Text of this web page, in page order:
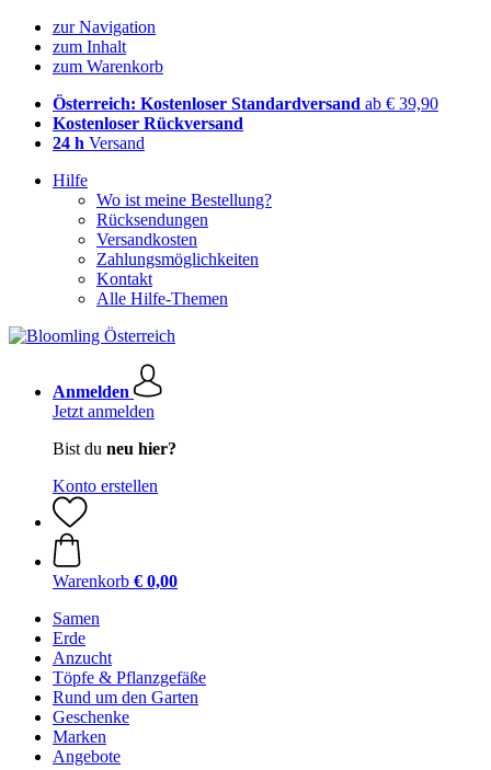
zur Navigation
zum Inhalt
zum Warenkorb
Österreich: Kostenloser Standardversand ab € 39,90
Kostenloser Rückversand
24 h Versand
Hilfe
Wo ist meine Bestellung?
Rücksendungen
Versandkosten
Zahlungsmöglichkeiten
Kontakt
Alle Hilfe-Themen
Anmelden
Jetzt anmelden
Bist du neu hier?
Konto erstellen
Warenkorb € 0,00
Samen
Erde
Anzucht
Töpfe & Pflanzgefäße
Rund um den Garten
Geschenke
Marken
Angebote